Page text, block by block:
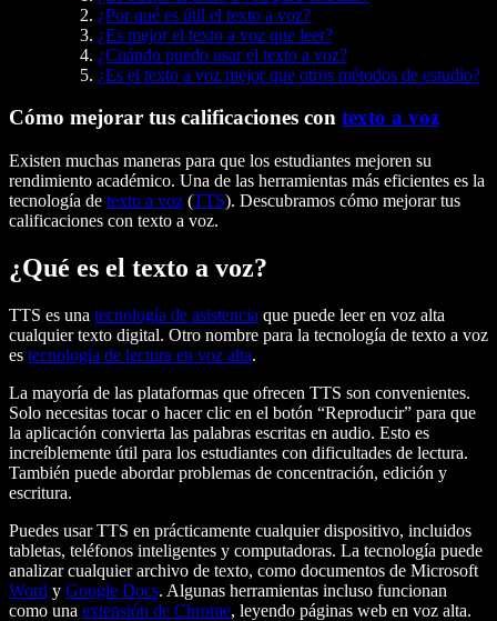
¿Por qué es útil el texto a voz?
¿Es mejor el texto a voz que leer?
¿Cuándo puedo usar el texto a voz?
¿Es el texto a voz mejor que otros métodos de estudio?
Cómo mejorar tus calificaciones con texto a voz
Existen muchas maneras para que los estudiantes mejoren su
rendimiento académico. Una de las herramientas más eficientes es la
tecnología de texto a voz (TTS). Descubramos cómo mejorar tus
calificaciones con texto a voz.
¿Qué es el texto a voz?
TTS es una tecnología de asistencia que puede leer en voz alta
cualquier texto digital. Otro nombre para la tecnología de texto a voz
es tecnología de lectura en voz alta.
La mayoría de las plataformas que ofrecen TTS son convenientes.
Solo necesitas tocar o hacer clic en el botón “Reproducir” para que
la aplicación convierta las palabras escritas en audio. Esto es
increíblemente útil para los estudiantes con dificultades de lectura.
También puede abordar problemas de concentración, edición y
escritura.
Puedes usar TTS en prácticamente cualquier dispositivo, incluidos
tabletas, teléfonos inteligentes y computadoras. La tecnología puede
analizar cualquier archivo de texto, como documentos de Microsoft
Word y Google Docs. Algunas herramientas incluso funcionan
como una extensión de Chrome, leyendo páginas web en voz alta.